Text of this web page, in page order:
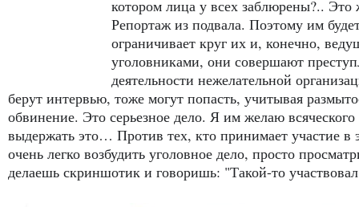
котором лица у всех заблюрены?.. Это
Репортаж из подвала. Поэтому им
ограничивает круг их и, конечно,
уголовниками, они совершают
деятельности нежелательной
берут интервью, тоже могут попасть, учитывая
обвинение. Это серьезное дело. Я им желаю
выдержать это… Против тех, кто принимает участие в
очень легко возбудить уголовное дело, просто
делаешь скриншотик и говоришь: "Такой-то